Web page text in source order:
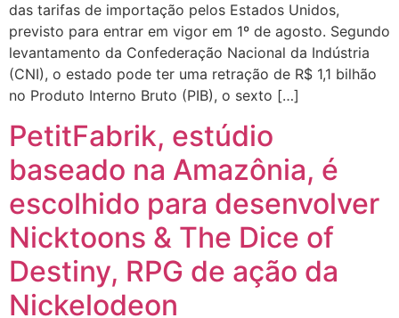
das tarifas de importação pelos Estados Unidos,
previsto para entrar em vigor em 1º de agosto. Segundo
levantamento da Confederação Nacional da Indústria
(CNI), o estado pode ter uma retração de R$ 1,1 bilhão
no Produto Interno Bruto (PIB), o sexto […]
PetitFabrik, estúdio
baseado na Amazônia, é
escolhido para desenvolver
Nicktoons & The Dice of
Destiny, RPG de ação da
Nickelodeon